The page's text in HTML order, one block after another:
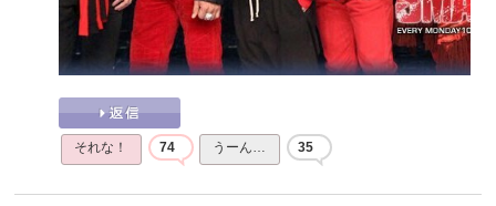
それな！ 74 うーん… 35